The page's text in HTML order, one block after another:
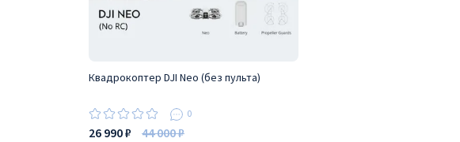
Квадрокоптер DJI Neo (без пульта)
0
26 990 ₽
44 000 ₽